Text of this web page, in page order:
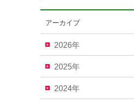
アーカイブ
2026年
2025年
2024年